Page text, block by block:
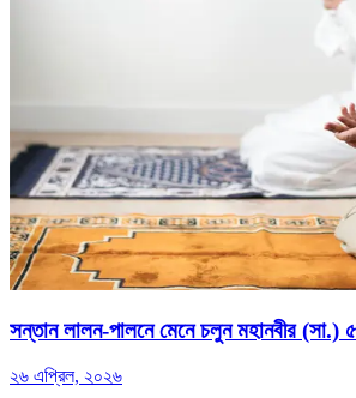
সন্তান লালন-পালনে মেনে চলুন মহানবীর (সা.)
২৬ এপ্রিল, ২০২৬